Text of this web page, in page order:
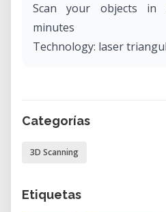
Scan your objects in
minutes
Technology: laser
Categorías
3D Scanning
Etiquetas